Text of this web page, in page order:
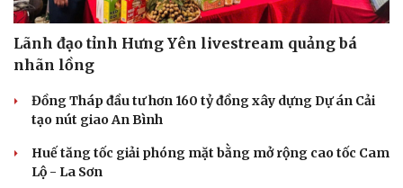
Lãnh đạo tỉnh Hưng Yên livestream quảng bá
nhãn lồng
Đồng Tháp đầu tư hơn 160 tỷ đồng xây dựng Dự án Cải
tạo nút giao An Bình
Huế tăng tốc giải phóng mặt bằng mở rộng cao tốc Cam
Lộ - La Sơn